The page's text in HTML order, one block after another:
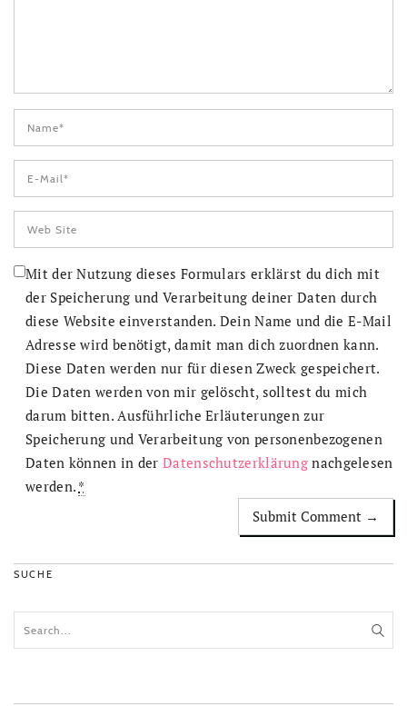
Mit der Nutzung dieses Formulars erklärst du dich mit
der Speicherung und Verarbeitung deiner Daten durch
diese Website einverstanden. Dein Name und die E-Mail
Adresse wird benötigt, damit man dich zuordnen kann.
Diese Daten werden nur für diesen Zweck gespeichert.
Die Daten werden von mir gelöscht, solltest du mich
darum bitten. Ausführliche Erläuterungen zur
Speicherung und Verarbeitung von personenbezogenen
Daten können in derDatenschutzerklärung nachgelesen
werden. *
SUCHE